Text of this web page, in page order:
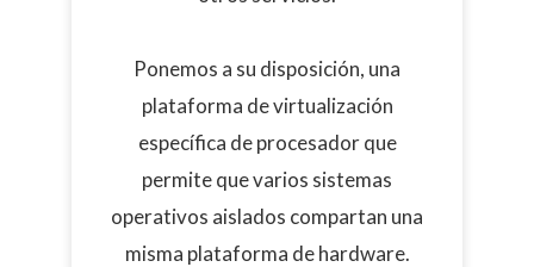
Ponemos a su disposición, una
plataforma de virtualización
específica de procesador que
permite que varios sistemas
operativos aislados compartan una
misma plataforma de hardware.